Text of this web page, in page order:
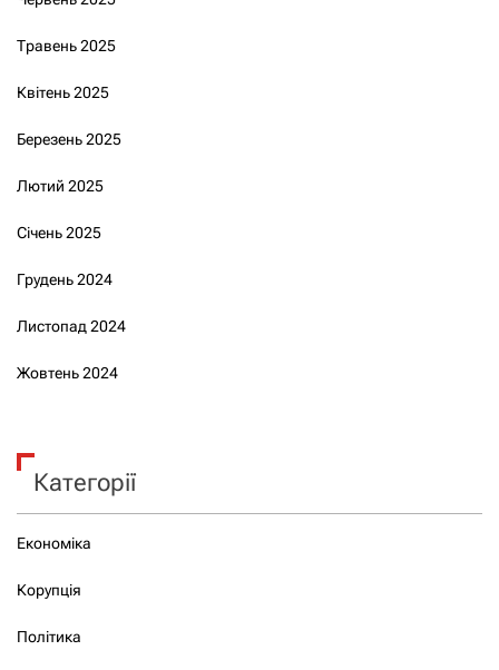
Травень 2025
Квітень 2025
Березень 2025
Лютий 2025
Січень 2025
Грудень 2024
Листопад 2024
Жовтень 2024
Категорії
Економіка
Корупція
Політика